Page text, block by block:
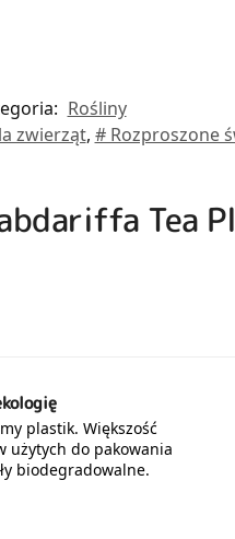
Rośliny
zwierząt, # Rozproszone
Tea
plastik. Większość
użytych do pakowania
biodegradowalne.